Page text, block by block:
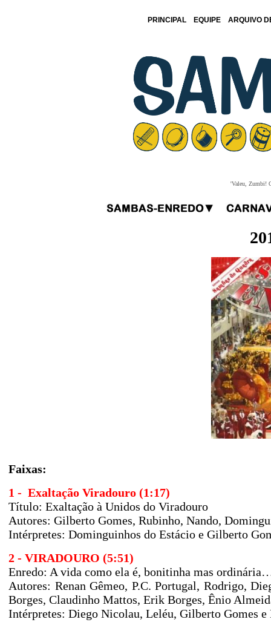
PRINCIPAL EQUIPE ARQUIVO
'Valeu, Zumbi!
Faixas:
1 - Exaltação Viradouro (1:17)
Título: Exaltação à Unidos do Viradouro
Autores: Gilberto Gomes, Rubinho, Nando,
Intérpretes: Dominguinhos do Estácio e Gilberto
2 - VIRADOURO (5:51)
Enredo: A vida como ela é, bonitinha mas
Autores: Renan Gêmeo, P.C. Portugal, Rodrigo,
Borges, Claudinho Mattos, Erik Borges, Ênio
Intérpretes: Diego Nicolau, Leléu, Gilberto Gomes e